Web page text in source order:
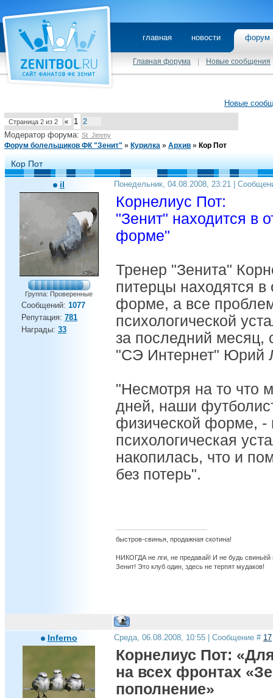
главная новости
Главная форума Новые сообщения
Новые
Страница 2 из 2 « 1 2
Модератор форума: St_Jimmy
Форум болельщиков ФК "Зенит" » Курилка » Архив » Кор Пот
Кор Пот
il
Группа: Проверенные
Сообщений: 1077
Репутация: 781
Награды: 33
Понедельник, 04.08.2008, 23:21 |
Корнелиус Пот:
"Зенит" находится в
форме"
Тренер "Зенита"
питерцы находятся в
форме, а все
психологической
за последний месяц,
"СЭ Интернет"
"Несмотря на то что
дней, наши
физической форме, -
психологическая
накопилась, что и
без потерь".
быстров-свинья, продажная скотина!
НИКОГДА не лги, не предавай! И не будь
Зенит! Это клуб один, здесь не терпят мудаков!
Inferno Среда, 06.08.2008, 10:55 | Сообщение # 17
Корнелиус Пот:
на всех фронтах
пополнение»